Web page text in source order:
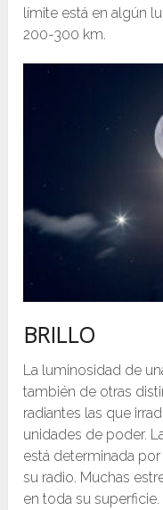
límite está en algún
200-300 km.
BRILLO
La luminosidad de
también de otras
radiantes las que
unidades de poder.
está determinada
su radio. Muchas
en toda su